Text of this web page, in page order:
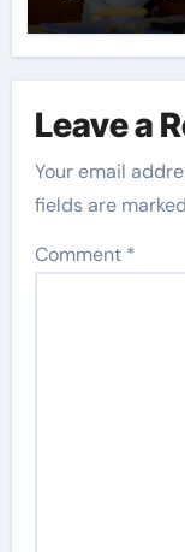
Leave a
Your email
fields are marked
Comment *